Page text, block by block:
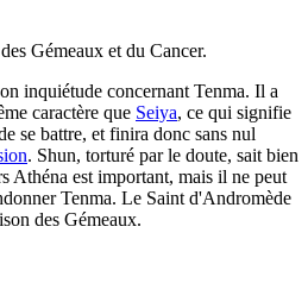
Gémeaux et du Cancer.
inquiétude concernant Tenma. Il a
caractère que Seiya, ce qui signifie
se battre, et finira donc sans nul
. Shun, torturé par le doute, sait bien
Athéna est important, mais il ne peut
Tenma. Le Saint d'Andromède
des Gémeaux.